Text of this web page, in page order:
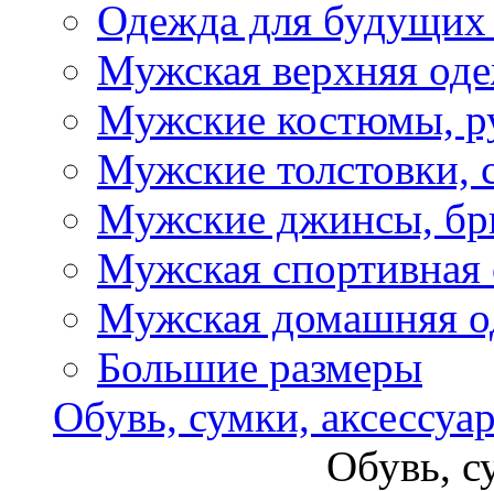
Одежда для
Мужская верхняя
Мужские костюмы,
Мужские толстовки,
Мужские джинсы,
Мужская спортивная
Мужская домашняя
Большие размеры
Обувь, сумки,
Обувь,